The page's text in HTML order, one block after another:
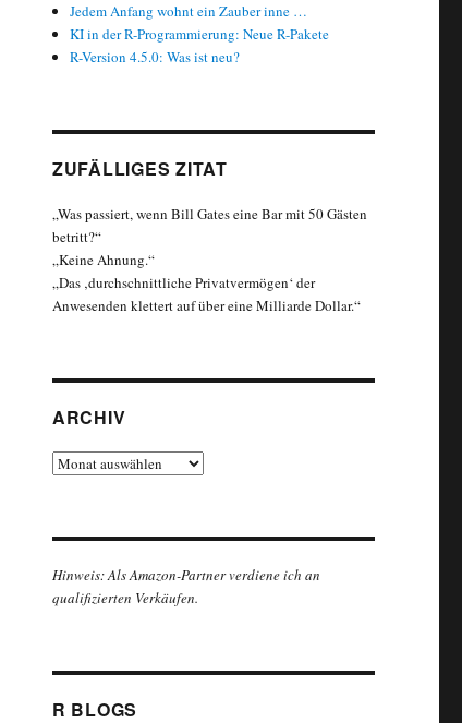
Jedem Anfang wohnt ein Zauber inne …
KI in der R-Programmierung: Neue R-Pakete
R-Version 4.5.0: Was ist neu?
ZUFÄLLIGES ZITAT
„Was passiert, wenn Bill Gates eine Bar mit 50 Gästen
betritt?“
„Keine Ahnung.“
„Das ‚durchschnittliche Privatvermögen‘ der
Anwesenden klettert auf über eine Milliarde Dollar.“
ARCHIV
Archiv
Hinweis: Als Amazon-Partner verdiene ich an
qualifizierten Verkäufen.
R BLOGS